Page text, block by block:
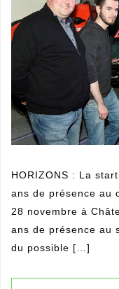
HORIZONS : La
ans de présence au
28 novembre à
ans de présence au
du possible […]